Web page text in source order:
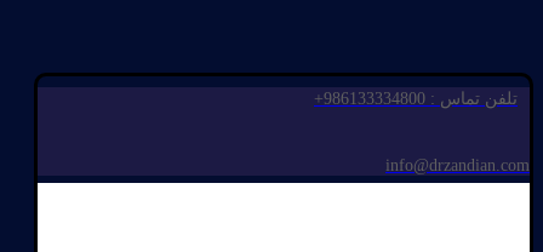
تلفن تماس : 986133334800+
info@drzandian.com